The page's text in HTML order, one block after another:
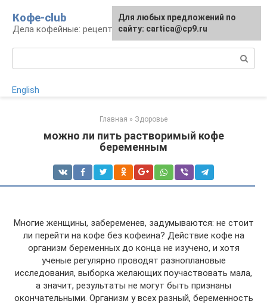
контенту
Кофе-club
Дела кофейные: рецепты и приготовление
English
Главная » Здоровье
можно ли пить растворимый кофе
беременным
Многие женщины, забеременев, задумываются: не стоит
ли перейти на кофе без кофеина? Действие кофе на
организм беременных до конца не изучено, и хотя
ученые регулярно проводят разноплановые
исследования, выборка желающих поучаствовать мала,
а значит, результаты не могут быть признаны
окончательными. Организм у всех разный, беременность
Для любых предложений по
сайту: cartica@cp9.ru